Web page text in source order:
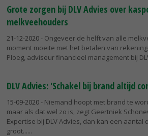
Grote zorgen bij DLV Advies over
melkveehouders
21-12-2020- Ongeveer de helft van alle
moment moeite met het betalen van
Ploeg, adviseur financieel management bij
DLV Advies: 'Schakel bij brand altijd
15-09-2020- Niemand hoopt met brand te
maar als dat wel zo is, zegt Geertniek
Expertise bij DLV Advies, dan kan een aantal
groot...